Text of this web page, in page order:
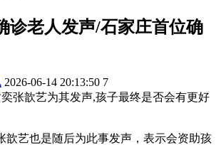
诊老人发声/石家庄首位确
2026-06-14 20:13:50 7
张歆艺为其发声,孩子最终是否会有更好
歆艺也是随后为此事发声，表示会资助孩